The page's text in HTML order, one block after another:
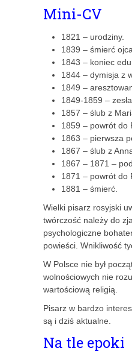
Mini-CV
1821 – urodziny.
1839 – śmierć ojca.
1843 – koniec
1844 – dymisja z
1849 –
1849-1859 –
1857 – ślub z
1859 – powrót do
1863 – pierwsza
1867 – ślub z
1867 – 1871 –
1871 – powrót do
1881 – śmierć.
Wielki pisarz rosyjski
twórczość należy do
psychologiczne
powieści. Wnikliwość
W Polsce nie był
wolnościowych nie
wartościową religią.
Pisarz w bardzo
są i dziś aktualne.
Na tle epoki